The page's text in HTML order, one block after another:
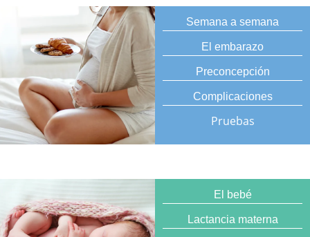
Semana a semana
El embarazo
Preconcepción
Complicaciones
Pruebas
El bebé
Lactancia materna